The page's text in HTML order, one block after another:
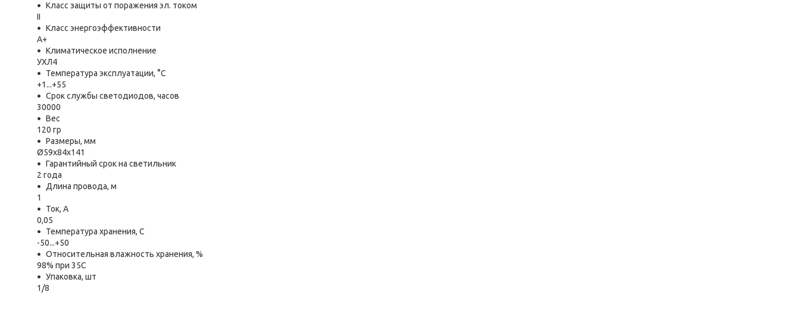
Класс защиты от поражения эл. током
II
Класс энергоэффективности
A+
Климатическое исполнение
УХЛ4
Температура эксплуатации, °С
+1...+55
Срок службы светодиодов, часов
30000
Вес
120 гр
Размеры, мм
Ø59х84х141
Гарантийный срок на светильник
2 года
Длина провода, м
1
Ток, А
0,05
Температура хранения, C
-50...+50
Относительная влажность хранения, %
98% при 35С
Упаковка, шт
1/8